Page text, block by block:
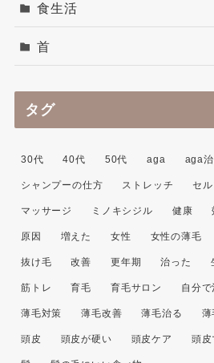
食生活
首
タグ
30代 40代 50代 aga aga
シャンプーの仕方 ストレッチ セ
マッサージ ミノキシジル 健康
原因 増えた 女性 女性の薄毛
抜け毛 改善 更年期 治った
筋トレ 育毛 育毛サロン 自分で
薄毛対策 薄毛改善 薄毛治る 薄
頭皮 頭皮が硬い 頭皮ケア 頭皮